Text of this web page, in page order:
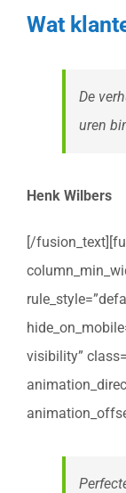
Wat
De
uren
Henk Wilbers
[/
visibility”